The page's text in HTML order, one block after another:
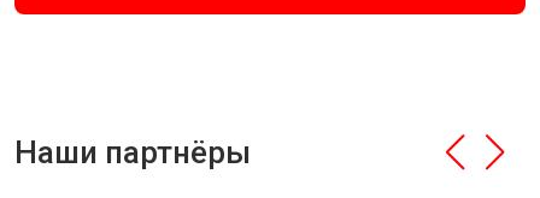
Наши партнёры